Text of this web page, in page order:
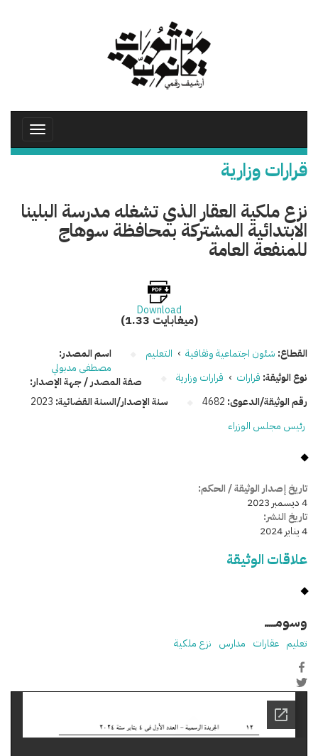
Toggle
قرارات وزارية
نزع ملكية العقار الذي تشغله مدرسة البلينا
الابتدائية المشتركة بمحافظة سوهاج
للمنفعة العامة
Download
(1.33 ميغابايت)
القطاع: شئون اجتماعية وثقافية › التعليم
نوع الوثيقة: قرارات › قرارات وزارية
رقم الوثيقة/الدعوى: 4682 سنة الإصدار/السنة القضائية: 2023
اسم المصدر:
مصطفى مدبولي
صفة المصدر / جهة الإصدار:
رئيس مجلس الوزراء
تاريخ إصدار الوثيقة / الحكم:
4 ديسمبر 2023
تاريخ النشر:
4 يناير 2024
علاقات الوثيقة
وسومـــــ
تعليم عقارات مدارس نزع ملكية